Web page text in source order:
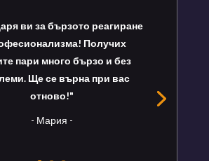
ви за бързото реагиране
Получих
пари много бързо и без
Ще се върна при вас
отново!"
- Мария -